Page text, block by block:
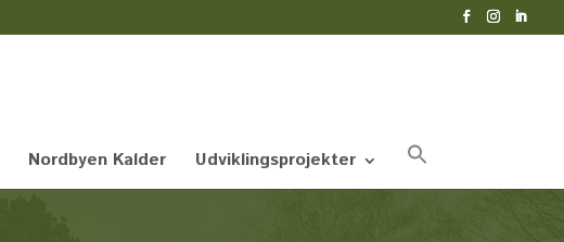
Nordbyen Kalder Udviklingsprojekter